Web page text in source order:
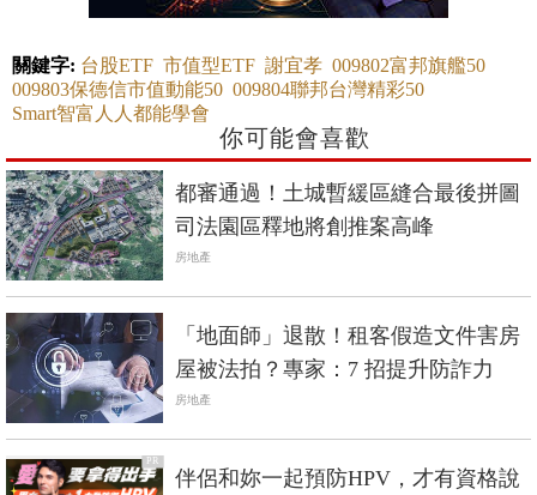
關鍵字: 台股ETF 市值型ETF 謝宜孝 009802富邦旗艦50
009803保德信市值動能50 009804聯邦台灣精彩50
Smart智富人人都能學會
你可能會喜歡
都審通過！土城暫緩區縫合最後拼圖
司法園區釋地將創推案高峰
房地產
「地面師」退散！租客假造文件害房
屋被法拍？專家：7 招提升防詐力
房地產
PR
伴侶和妳一起預防HPV，才有資格說